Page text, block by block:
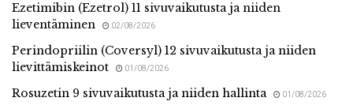
Ezetimibin (Ezetrol) 11 sivuvaikutusta ja niiden
lieventäminen
02/08/2026
Perindopriilin (Coversyl) 12 sivuvaikutusta ja niiden
lievittämiskeinot
01/08/2026
Rosuzetin 9 sivuvaikutusta ja niiden hallinta 01/08/2026